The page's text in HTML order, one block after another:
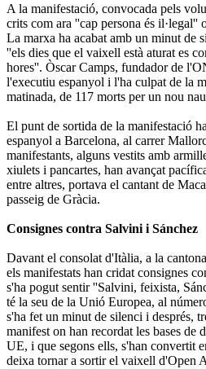
A la manifestació, convocada pels
crits com ara ''cap persona és il·legal''
La marxa ha acabat amb un minut de
''els dies que el vaixell està aturat es
hores''. Òscar Camps, fundador de
l'executiu espanyol i l'ha culpat de la
matinada, de 117 morts per un nou
El punt de sortida de la manifestació
espanyol a Barcelona, al carrer
manifestants, alguns vestits amb
xiulets i pancartes, han avançat
entre altres, portava el cantant de
passeig de Gràcia.
Consignes contra Salvini i Sánchez
Davant el consolat d'Itàlia, a la
els manifestats han cridat consignes
s'ha pogut sentir ''Salvini, feixista,
té la seu de la Unió Europea, al
s'ha fet un minut de silenci i després,
manifest on han recordat les bases de
UE, i que segons ells, s'han convertit
deixa tornar a sortir el vaixell d'Open